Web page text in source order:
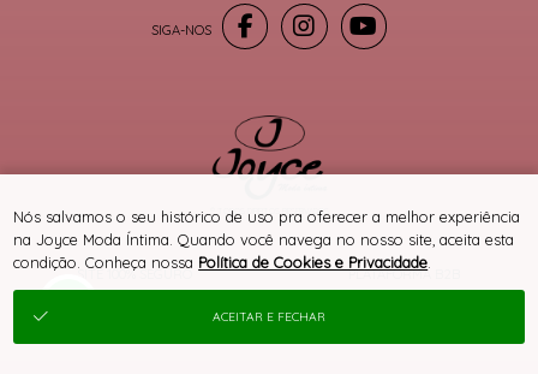
SITE 100% SEGURO PLATAFORMA B2B
® TODOS DIREITOS RESERVADOS
Nós salvamos o seu histórico de uso pra oferecer a melhor experiência
na Joyce Moda Íntima. Quando você navega no nosso site, aceita esta
condição. Conheça nossa Política de Cookies e Privacidade
ACEITAR E FECHAR